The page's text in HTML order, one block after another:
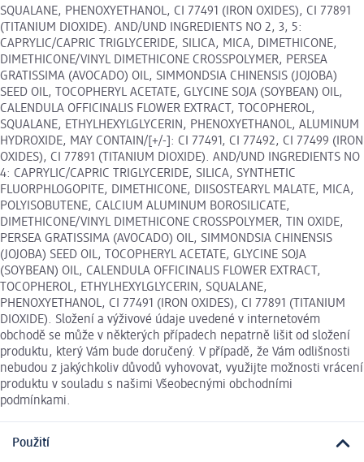
SQUALANE, PHENOXYETHANOL, CI 77491 (IRON OXIDES), CI 77891
(TITANIUM DIOXIDE). AND/UND INGREDIENTS NO 2, 3, 5:
CAPRYLIC/CAPRIC TRIGLYCERIDE, SILICA, MICA, DIMETHICONE,
DIMETHICONE/VINYL DIMETHICONE CROSSPOLYMER, PERSEA
GRATISSIMA (AVOCADO) OIL, SIMMONDSIA CHINENSIS (JOJOBA)
SEED OIL, TOCOPHERYL ACETATE, GLYCINE SOJA (SOYBEAN) OIL,
CALENDULA OFFICINALIS FLOWER EXTRACT, TOCOPHEROL,
SQUALANE, ETHYLHEXYLGLYCERIN, PHENOXYETHANOL, ALUMINUM
HYDROXIDE, MAY CONTAIN/[+/-]: CI 77491, CI 77492, CI 77499 (IRON
OXIDES), CI 77891 (TITANIUM DIOXIDE). AND/UND INGREDIENTS NO
4: CAPRYLIC/CAPRIC TRIGLYCERIDE, SILICA, SYNTHETIC
FLUORPHLOGOPITE, DIMETHICONE, DIISOSTEARYL MALATE, MICA,
POLYISOBUTENE, CALCIUM ALUMINUM BOROSILICATE,
DIMETHICONE/VINYL DIMETHICONE CROSSPOLYMER, TIN OXIDE,
PERSEA GRATISSIMA (AVOCADO) OIL, SIMMONDSIA CHINENSIS
(JOJOBA) SEED OIL, TOCOPHERYL ACETATE, GLYCINE SOJA
(SOYBEAN) OIL, CALENDULA OFFICINALIS FLOWER EXTRACT,
TOCOPHEROL, ETHYLHEXYLGLYCERIN, SQUALANE,
PHENOXYETHANOL, CI 77491 (IRON OXIDES), CI 77891 (TITANIUM
DIOXIDE). Složení a výživové údaje uvedené v internetovém
obchodě se může v některých případech nepatrně lišit od složení
produktu, který Vám bude doručený. V případě, že Vám odlišnosti
nebudou z jakýchkoliv důvodů vyhovovat, využijte možnosti vrácení
produktu v souladu s našimi Všeobecnými obchodními
podmínkami.
Použití